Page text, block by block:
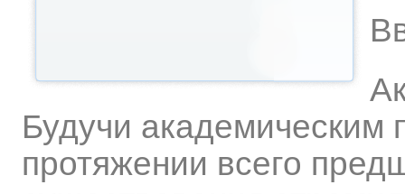
Будучи академическим
протяжении всего